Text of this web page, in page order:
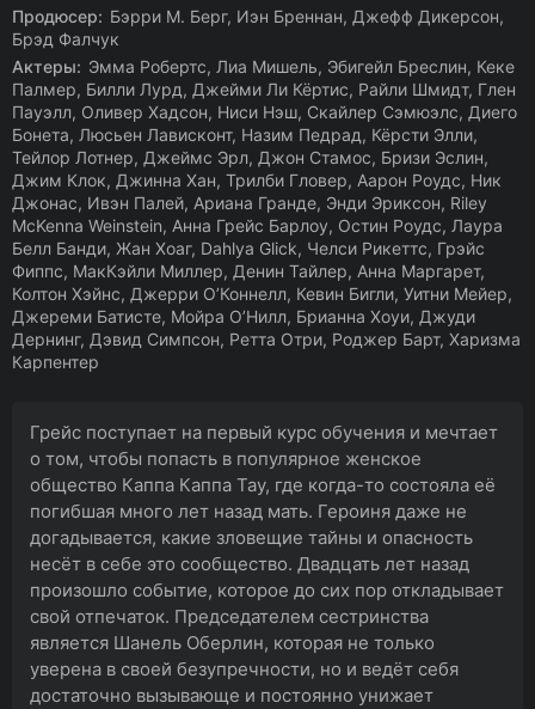
Продюсер: Бэрри М. Берг, Иэн Бреннан, Джефф Дикерсон,
Брэд Фалчук
Актеры: Эмма Робертс, Лиа Мишель, Эбигейл Бреслин, Кеке
Палмер, Билли Лурд, Джейми Ли Кёртис, Райли Шмидт, Глен
Пауэлл, Оливер Хадсон, Ниси Нэш, Скайлер Сэмюэлс, Диего
Бонета, Люсьен Лависконт, Назим Педрад, Кёрсти Элли,
Тейлор Лотнер, Джеймс Эрл, Джон Стамос, Бризи Эслин,
Джим Клок, Джинна Хан, Трилби Гловер, Аарон Роудс, Ник
Джонас, Ивэн Палей, Ариана Гранде, Энди Эриксон, Riley
McKenna Weinstein, Анна Грейс Барлоу, Остин Роудс, Лаура
Белл Банди, Жан Хоаг, Dahlya Glick, Челси Рикеттс, Грэйс
Фиппс, МакКэйли Миллер, Денин Тайлер, Анна Маргарет,
Колтон Хэйнс, Джерри О’Коннелл, Кевин Бигли, Уитни Мейер,
Джереми Батисте, Мойра О’Нилл, Брианна Хоуи, Джуди
Дернинг, Дэвид Симпсон, Ретта Отри, Роджер Барт, Харизма
Карпентер
Грейс поступает на первый курс обучения и мечтает
о том, чтобы попасть в популярное женское
общество Каппа Каппа Тау, где когда-то состояла её
погибшая много лет назад мать. Героиня даже не
догадывается, какие зловещие тайны и опасность
несёт в себе это сообщество. Двадцать лет назад
произошло событие, которое до сих пор откладывает
свой отпечаток. Председателем сестринства
является Шанель Оберлин, которая не только
уверена в своей безупречности, но и ведёт себя
достаточно вызывающе и постоянно унижает